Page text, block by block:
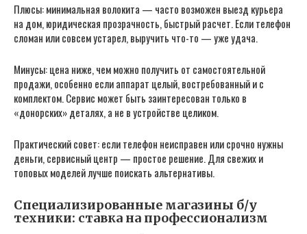
Плюсы: минимальная волокита — часто возможен выезд курьера
на дом, юридическая прозрачность, быстрый расчет. Если телефон
сломан или совсем устарел, выручить что-то — уже удача.
Минусы: цена ниже, чем можно получить от самостоятельной
продажи, особенно если аппарат целый, востребованный и с
комплектом. Сервис может быть заинтересован только в
«донорских» деталях, а не в устройстве целиком.
Практический совет: если телефон неисправен или срочно нужны
деньги, сервисный центр — простое решение. Для свежих и
топовых моделей лучше поискать альтернативы.
Специализированные магазины б/у
техники: ставка на профессионализм